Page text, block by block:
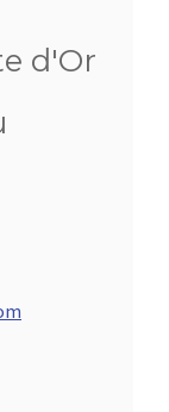
d'Or